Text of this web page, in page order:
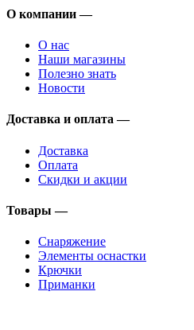
О компании —
О нас
Наши магазины
Полезно знать
Новости
Доставка и оплата —
Доставка
Оплата
Скидки и акции
Товары —
Снаряжение
Элементы оснастки
Крючки
Приманки